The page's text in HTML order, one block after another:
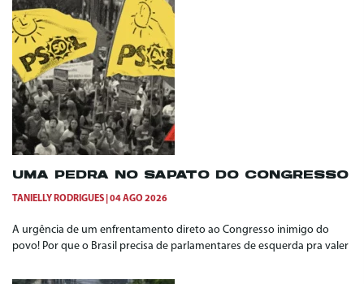
UMA PEDRA NO SAPATO DO CONGRESSO
TANIELLY RODRIGUES 04 AGO 2026
A urgência de um enfrentamento direto ao Congresso inimigo do
povo! Por que o Brasil precisa de parlamentares de esquerda pra valer